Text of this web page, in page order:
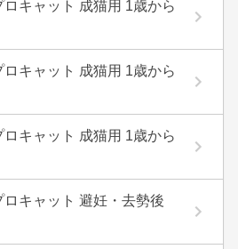
ロキャット 成猫用 1歳から
ロキャット 成猫用 1歳から
ロキャット 成猫用 1歳から
ロキャット 避妊・去勢後